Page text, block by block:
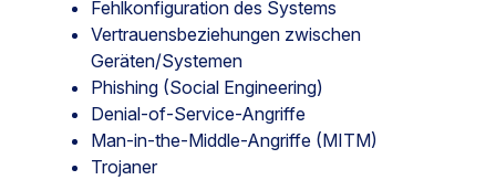
Fehlkonfiguration des Systems
Vertrauensbeziehungen zwischen
Geräten/Systemen
Phishing (Social Engineering)
Denial-of-Service-Angriffe
Man-in-the-Middle-Angriffe (MITM)
Trojaner